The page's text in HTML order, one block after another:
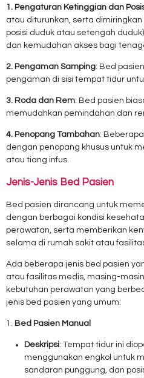
1. Pengaturan Ketinggian dan
atau diturunkan, serta
posisi duduk atau setengah
dan kemudahan akses bagi
2. Pengaman Samping: Bed
pengaman di sisi tempat tidur
3. Roda dan Rem: Bed pasien
memudahkan pemindahan dan
4. Penopang Tambahan:
dengan penopang khusus untuk
atau tiang infus.
Jenis-Jenis Bed Pasien
Bed pasien dirancang untuk
dengan berbagai kondisi
perawatan, serta memberikan
selama di rumah sakit atau
Ada beberapa jenis bed pasien
atau fasilitas medis, masing-
kebutuhan perawatan yang
jenis bed pasien yang umum:
1. Bed Pasien Manual
Deskripsi: Tempat tidur ini
menggunakan engkol untuk
sandaran punggung, dan